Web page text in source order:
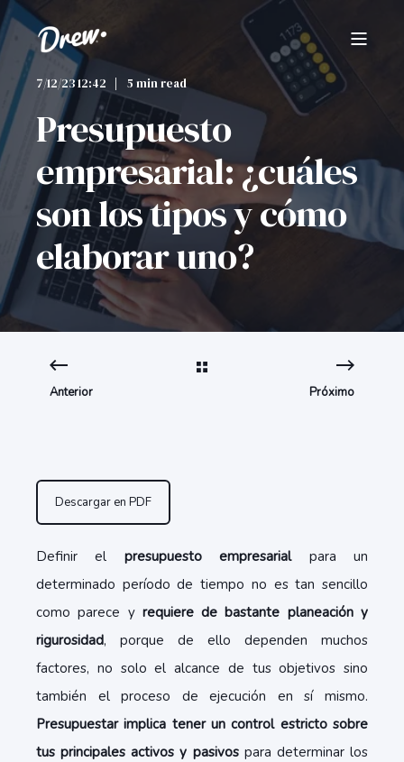
7/12/23 12:42 5 min read
Presupuesto
empresarial: ¿cuáles
son los tipos y cómo
elaborar uno?
Anterior Próximo
Descargar en PDF
Definir el presupuesto empresarial para un
determinado período de tiempo no es tan sencillo
como parece yrequiere de bastante planeación y
rigurosidad, porque de ello dependen muchos
factores, no solo el alcance de tus objetivos sino
también el proceso de ejecución en sí mismo.
Presupuestar implica tener un control estricto sobre
tus principales activos y pasivos para determinar los